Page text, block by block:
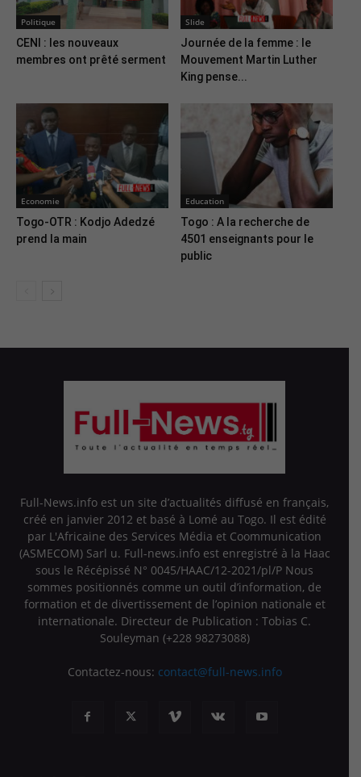
Politique
CENI : les nouveaux
membres ont prêté serment
Slide
Journée de la femme : le
Mouvement Martin Luther
King pense...
Economie
Togo-OTR : Kodjo Adedzé
prend la main
Education
Togo : A la recherche de
4501 enseignants pour le
public
Full-News.info est un site d’actualités diffusé en français,
créé en janvier 2012 et basé à Lomé au Togo. Il est édité
par L'Africaine des Services Média et Coommunication
(ASMECOM) Sarl u. Full-news.info est enregistré à la Haac
sous le Récépissé N° 0045/HAAC/12-2021/pl/P Nous
sommes positionnés comme un outil d’information, de
formation et de divertissement de l’opinion nationale et
internationale. Directeur de Publication : Tobias C.
Souleyman (+228 98273088)
Contactez-nous: contact@full-news.info